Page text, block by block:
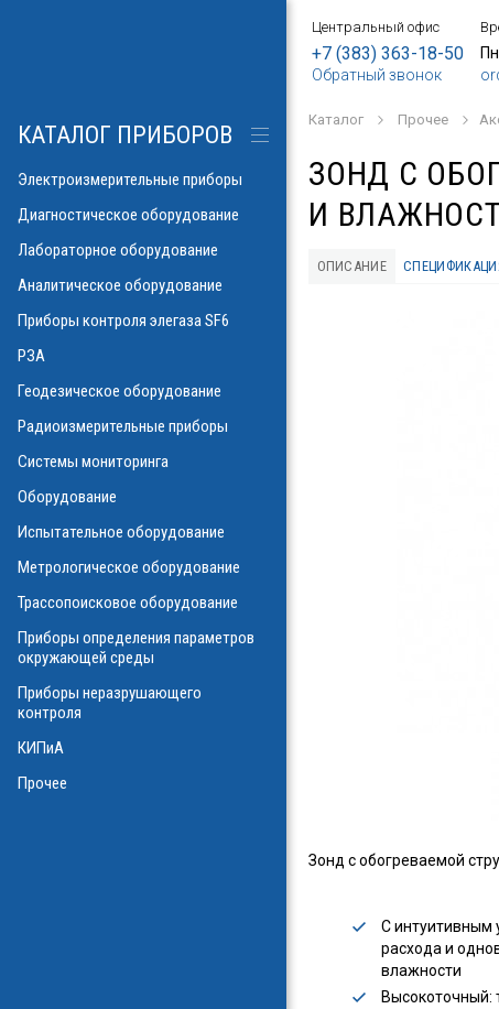
Центральный офис
+7 (383) 363-18-50
Обратный звонок
Каталог Прочее
ЗОНД С
И
ОПИСАНИЕ
Зонд с обогреваемой
С интуитивным
расхода и
влажности
Высокоточный:
КАТАЛОГ ПРИБОРОВ
Электроизмерительные приборы
Диагностическое оборудование
Лабораторное оборудование
Аналитическое оборудование
Приборы контроля элегаза SF6
РЗА
Геодезическое оборудование
Радиоизмерительные приборы
Системы мониторинга
Оборудование
Испытательное оборудование
Метрологическое оборудование
Трассопоисковое оборудование
Приборы определения параметров
окружающей среды
Приборы неразрушающего
контроля
КИПиА
Прочее
ноль
УФ)
инверсионной
элегаза
потерь\
и влажности
газов в масле
оборудования
масле
линий
потоков
физических
РПН